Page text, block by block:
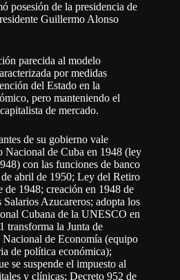
posesión de la presidencia de
Guillermo Alonso
parecida al modelo
por medidas
del Estado en la
pero manteniendo el
de mercado.
de su gobierno vale
Nacional de Cuba en 1948 (ley
con las funciones de banco
abril de 1950; Ley del Retiro
1948; creación en 1948 de
Azucareros; adopta los
Cubana de la UNESCO en
transforma la Junta de
de Economía (equipo
de política económica);
se suspende el impuesto al
y clínicas; Decreto 952 de